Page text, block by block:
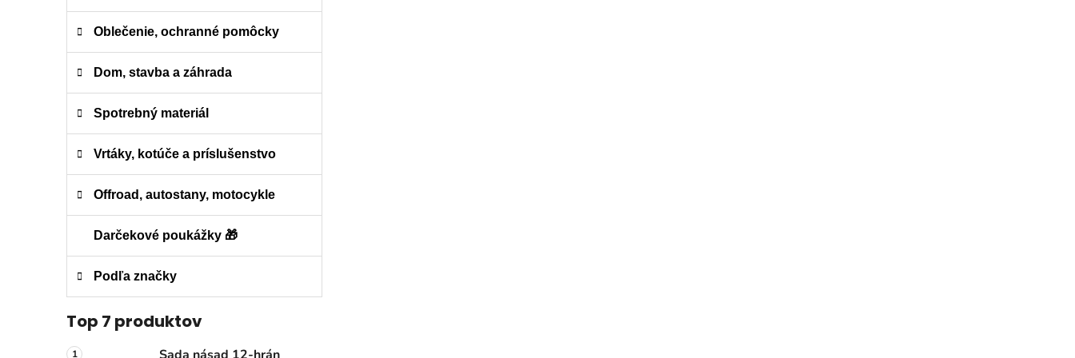
Oblečenie, ochranné pomôcky
Dom, stavba a záhrada
Spotrebný materiál
Vrtáky, kotúče a príslušenstvo
Offroad, autostany, motocykle
Darčekové poukážky 🎁
Podľa značky
Top 7 produktov